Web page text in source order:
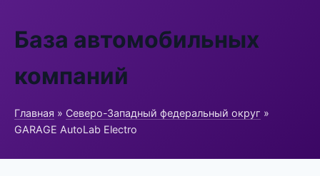
База автомобильных
компаний
Главная » Северо-Западный федеральный округ »
GARAGE AutoLab Electro